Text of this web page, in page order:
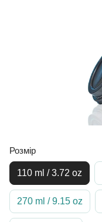
Розмір
110 ml / 3.72 oz
270 ml / 9.15 oz